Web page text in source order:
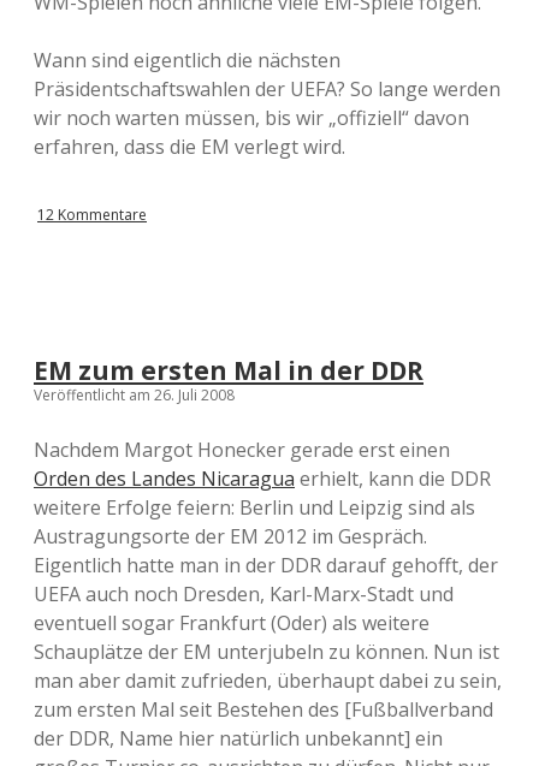
Wann sind eigentlich die nächsten
Präsidentschaftswahlen der UEFA? So lange werden
wir noch warten müssen, bis wir „offiziell“ davon
erfahren, dass die EM verlegt wird.
12 Kommentare
EM zum ersten Mal in der DDR
Veröffentlicht am 26. Juli 2008
Nachdem Margot Honecker gerade erst einen
Orden des Landes Nicaragua erhielt, kann die DDR
weitere Erfolge feiern: Berlin und Leipzig sind als
Austragungsorte der EM 2012 im Gespräch.
Eigentlich hatte man in der DDR darauf gehofft, der
UEFA auch noch Dresden, Karl-Marx-Stadt und
eventuell sogar Frankfurt (Oder) als weitere
Schauplätze der EM unterjubeln zu können. Nun ist
man aber damit zufrieden, überhaupt dabei zu sein,
zum ersten Mal seit Bestehen des [Fußballverband
der DDR, Name hier natürlich unbekannt] ein